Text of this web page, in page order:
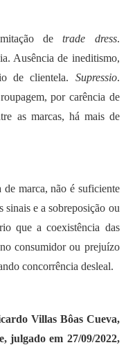
de trade dress.
Ausência de ineditismo,
de clientela. Supressio.
por carência de
as marcas, há mais de
de marca, não é suficiente
sinais e a sobreposição ou
que a coexistência das
consumidor ou prejuízo
concorrência desleal.
Villas Bôas Cueva,
julgado em 27/09/2022,